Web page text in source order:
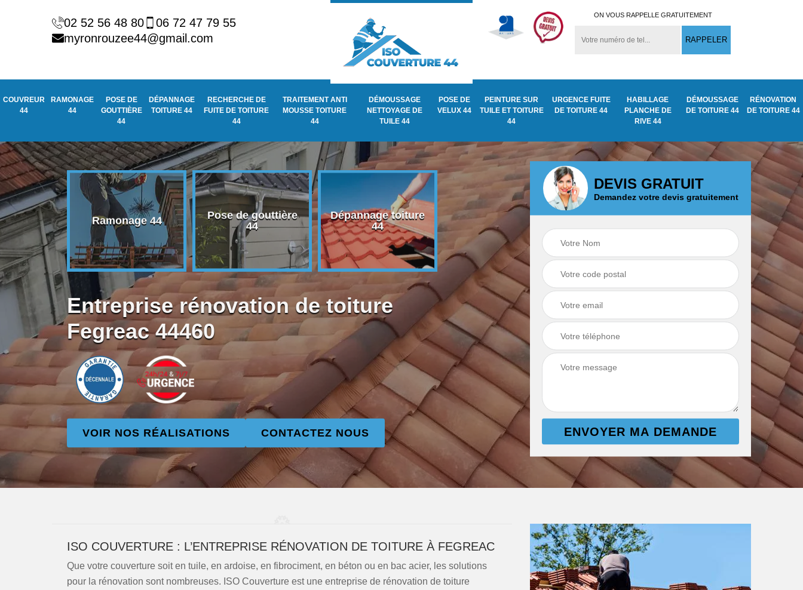
02 52 56 48 80
06 72 47 79 55
myronrouzee44@gmail.com
ON VOUS RAPPELLE GRATUITEMENT
COUVREUR
44
RAMONAGE
44
POSE DE
GOUTTIÈRE
44
DÉPANNAGE
TOITURE 44
RECHERCHE DE
FUITE DE TOITURE
44
TRAITEMENT ANTI
MOUSSE TOITURE
44
DÉMOUSSAGE
NETTOYAGE DE
TUILE 44
POSE DE
VELUX 44
PEINTURE SUR
TUILE ET TOITURE
44
URGENCE FUITE
DE TOITURE 44
HABILLAGE
PLANCHE DE
RIVE 44
DÉMOUSSAGE
DE TOITURE 44
RÉNOVATION
DE TOITURE 44
44 Ramonage 44
Pose de gouttière
44
Dépannage toiture
44
Recherche de fuite
de toiture 44
Traitement anti
Démoussage
nettoyage de tuile
44
Entreprise rénovation de toiture
Fegreac 44460
VOIR NOS RÉALISATIONS CONTACTEZ NOUS
DEVIS GRATUIT
Demandez votre devis gratuitement
ISO COUVERTURE : L’ENTREPRISE RÉNOVATION DE TOITURE À FEGREAC
Que votre couverture soit en tuile, en ardoise, en fibrociment, en béton ou en bac acier, les solutions
pour la rénovation sont nombreuses. ISO Couverture est une entreprise de rénovation de toiture